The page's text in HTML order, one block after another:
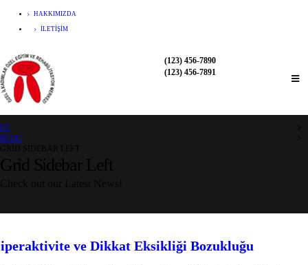
HAKKIMIZDA
İLETIŞIM
(123) 456-7890
(123) 456-7891
EV
BLOG
ve Dikkat Eksikliği Bozukluğu